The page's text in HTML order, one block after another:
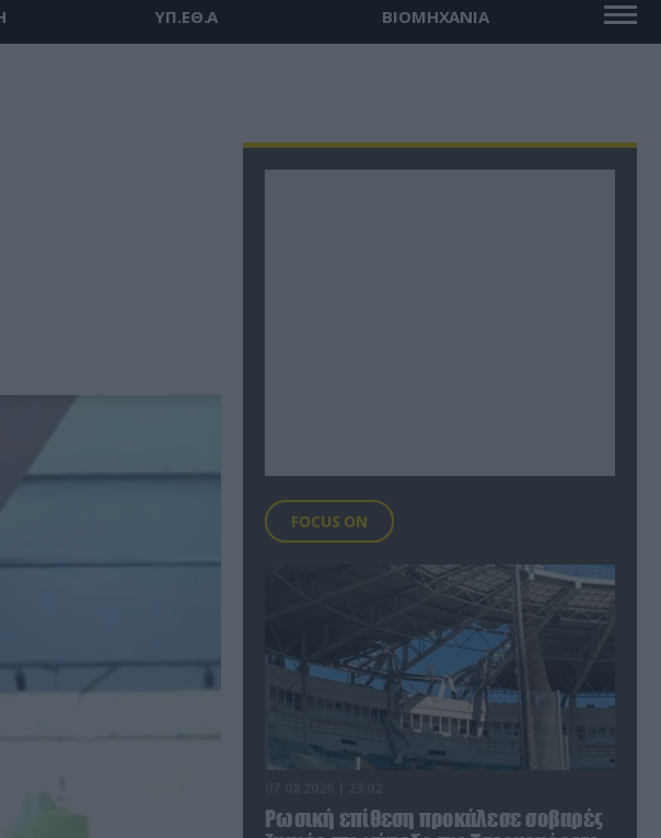
ΥΠ.ΕΘ.Α ΒΙΟΜΗΧΑΝΙΑ
FOCUS ON
Ρωσική επίθεση προκάλεσε σοβαρές